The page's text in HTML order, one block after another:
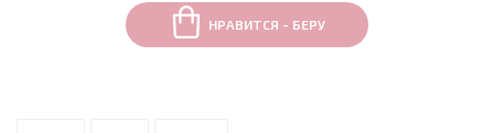
НРАВИТСЯ - БЕРУ